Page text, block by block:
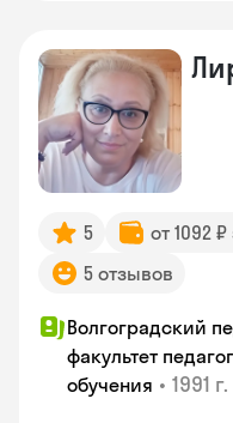
5 от 1092
5 отзывов
Волгоградский
факультет
обучения • 1991 г.